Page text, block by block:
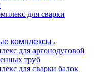
для сварки
комплексы
для аргонодуговой
труб
для сварки балок